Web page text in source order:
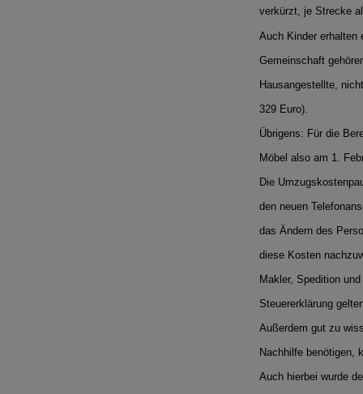
verkürzt, je Strecke
Auch Kinder erhalten
Gemeinschaft
Hausangestellte,
329 Euro).
Übrigens: Für die
Möbel also am 1.
Die
den neuen
das Ändern des
diese Kosten
Makler, Spedition
Steuererklärung
Außerdem gut zu
Nachhilfe benötigen,
Auch hierbei wurde